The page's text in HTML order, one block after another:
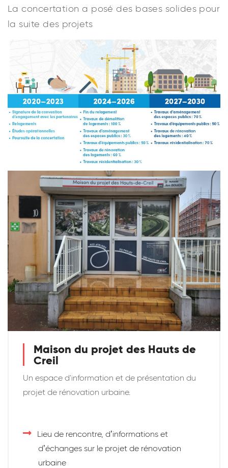
La concertation a posé des bases solides pour
la suite des projets
Maison du projet des Hauts de
Creil
Un espace d'information et de présentation du
projet de rénovation urbaine.
Lieu de rencontre, d’informations et
d’échanges sur le projet de rénovation
urbaine